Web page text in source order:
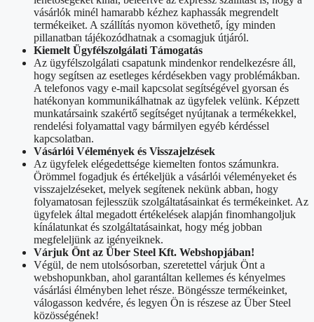
vásárlók minél hamarabb kézhez kaphassák megrendelt
termékeiket. A szállítás nyomon követhető, így minden
pillanatban tájékozódhatnak a csomagjuk útjáról.
Kiemelt Ügyfélszolgálati Támogatás
Az ügyfélszolgálati csapatunk mindenkor rendelkezésre áll,
hogy segítsen az esetleges kérdésekben vagy problémákban.
A telefonos vagy e-mail kapcsolat segítségével gyorsan és
hatékonyan kommunikálhatnak az ügyfelek velünk. Képzett
munkatársaink szakértő segítséget nyújtanak a termékekkel,
rendelési folyamattal vagy bármilyen egyéb kérdéssel
kapcsolatban.
Vásárlói Vélemények és Visszajelzések
Az ügyfelek elégedettsége kiemelten fontos számunkra.
Örömmel fogadjuk és értékeljük a vásárlói véleményeket és
visszajelzéseket, melyek segítenek nekünk abban, hogy
folyamatosan fejlesszük szolgáltatásainkat és termékeinket. Az
ügyfelek által megadott értékelések alapján finomhangoljuk
kínálatunkat és szolgáltatásainkat, hogy még jobban
megfeleljünk az igényeiknek.
Várjuk Önt az Über Steel Kft. Webshopjában!
Végül, de nem utolsósorban, szeretettel várjuk Önt a
webshopunkban, ahol garantáltan kellemes és kényelmes
vásárlási élményben lehet része. Böngéssze termékeinket,
válogasson kedvére, és legyen Ön is részese az Über Steel
közösségének!